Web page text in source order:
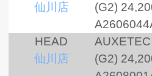
仙川店
(G2)
HEAD
仙川店
(G2)